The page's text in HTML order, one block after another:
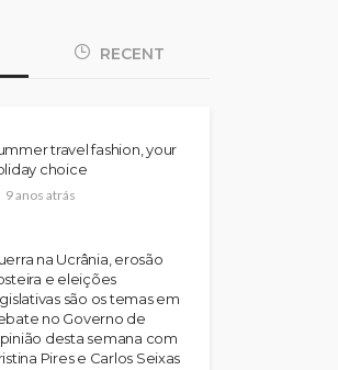
RECENT
travel fashion, your
choice
9 anos atrás
na Ucrânia, erosão
e eleições
são os temas em
no Governo de
desta semana com
Pires e Carlos Seixas